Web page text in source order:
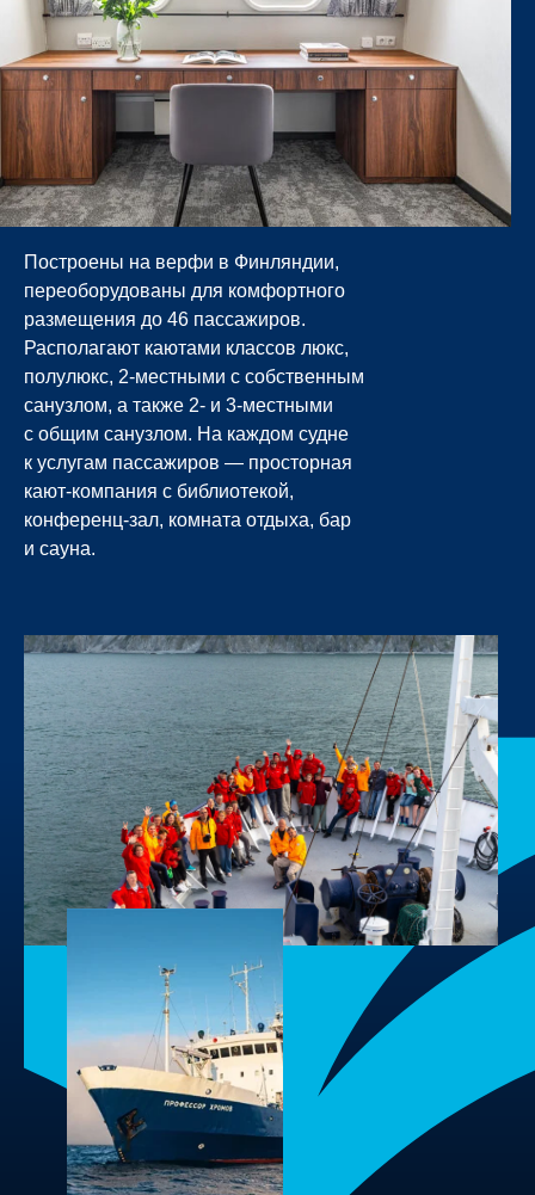
Построены на верфи в Финляндии,
переоборудованы для комфортного
размещения до 46 пассажиров.
Располагают каютами классов люкс,
полулюкс, 2-местными с собственным
санузлом, а также 2- и 3-местными
с общим санузлом. На каждом судне
к услугам пассажиров — просторная
кают-компания с библиотекой,
конференц-зал, комната отдыха, бар
и сауна.